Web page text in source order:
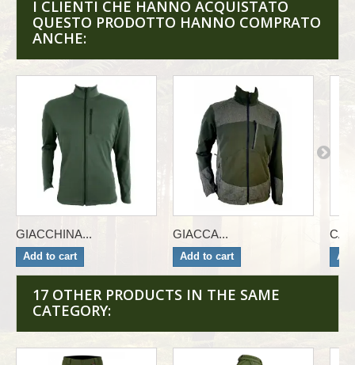
I CLIENTI CHE HANNO ACQUISTATO
QUESTO PRODOTTO HANNO COMPRATO
ANCHE:
GIACCHINA...
Add to cart
GIACCA...
Add to cart
17 OTHER PRODUCTS IN THE SAME
CATEGORY: